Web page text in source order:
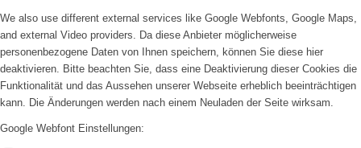
We also use different external services like Google Webfonts, Google Maps,
and external Video providers. Da diese Anbieter möglicherweise
personenbezogene Daten von Ihnen speichern, können Sie diese hier
deaktivieren. Bitte beachten Sie, dass eine Deaktivierung dieser Cookies die
Funktionalität und das Aussehen unserer Webseite erheblich beeinträchtigen
kann. Die Änderungen werden nach einem Neuladen der Seite wirksam.
Google Webfont Einstellungen: